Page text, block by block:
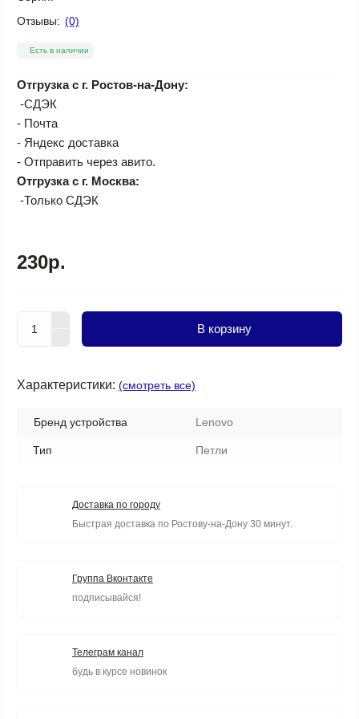
Отзывы: (0)
Есть в наличии
Отгрузка с г. Ростов-на-Дону:
-СДЭК
- Почта
- Яндекс доставка
- Отправить через авито.
Отгрузка с г. Москва:
-Только СДЭК
230р.
В корзину
Характеристики: (смотреть все)
Бренд устройства Lenovo
Тип Петли
Доставка по городу
Быстрая доставка по Ростову-на-Дону 30 минут.
Группа Вконтакте
подписывайся!
Телеграм канал
будь в курсе новинок